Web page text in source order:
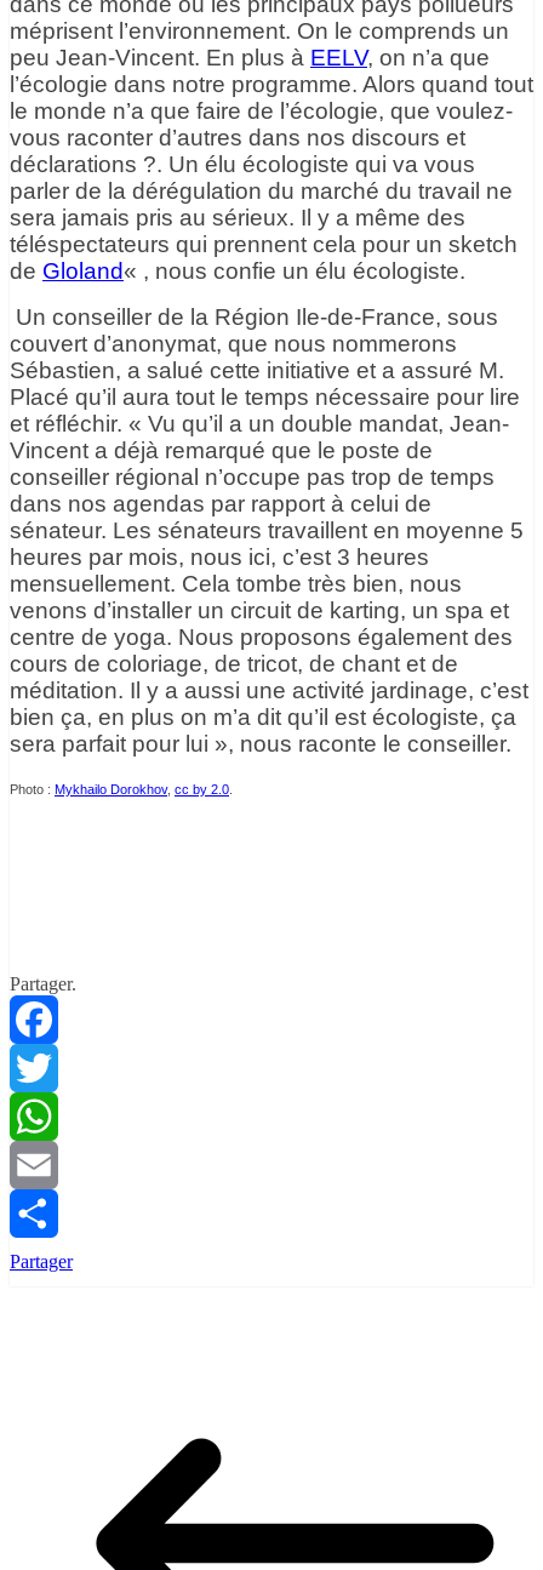
méprisent l’environnement. On le comprends un
peu Jean-Vincent. En plus à EELV, on n’a que
l’écologie dans notre programme. Alors quand tout
le monde n’a que faire de l’écologie, que voulez-
vous raconter d’autres dans nos discours et
déclarations ?. Un élu écologiste qui va vous
parler de la dérégulation du marché du travail ne
sera jamais pris au sérieux. Il y a même des
téléspectateurs qui prennent cela pour un sketch
de Gloland« , nous confie un élu écologiste.
Un conseiller de la Région Ile-de-France, sous
couvert d’anonymat, que nous nommerons
Sébastien, a salué cette initiative et a assuré M.
Placé qu’il aura tout le temps nécessaire pour lire
et réfléchir. « Vu qu’il a un double mandat, Jean-
Vincent a déjà remarqué que le poste de
conseiller régional n’occupe pas trop de temps
dans nos agendas par rapport à celui de
sénateur. Les sénateurs travaillent en moyenne 5
heures par mois, nous ici, c’est 3 heures
mensuellement. Cela tombe très bien, nous
venons d’installer un circuit de karting, un spa et
centre de yoga. Nous proposons également des
cours de coloriage, de tricot, de chant et de
méditation. Il y a aussi une activité jardinage, c’est
bien ça, en plus on m’a dit qu’il est écologiste, ça
sera parfait pour lui », nous raconte le conseiller.
Photo : Mykhailo Dorokhov, cc by 2.0
Partager.
Facebook
Twitter
WhatsApp
Email
Partager